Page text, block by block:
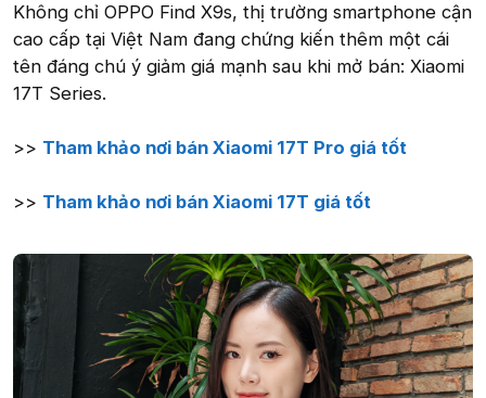
Không chỉ OPPO Find X9s, thị trường smartphone cận
cao cấp tại Việt Nam đang chứng kiến thêm một cái
tên đáng chú ý giảm giá mạnh sau khi mở bán: Xiaomi
17T Series.
>> Tham khảo nơi bán Xiaomi 17T Pro giá tốt
>> Tham khảo nơi bán Xiaomi 17T giá tốt